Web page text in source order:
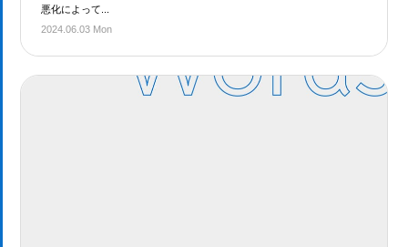
悪化によって...
2024.06.03 Mon